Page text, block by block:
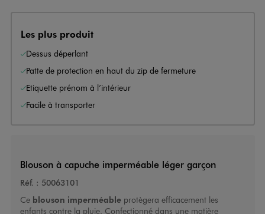
Les plus produit
Dessus déperlant
Patte de protection en haut du zip de fermeture
Etiquette prénom à l’intérieur
Facile à transporter
Blouson à capuche imperméable léger garçon
Réf. : 50063101
Ce blouson imperméableprotègera efficacement les
enfants contre la pluie. Confectionné dans une matière